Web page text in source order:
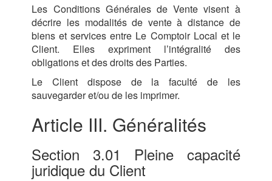
Les Conditions Générales de Vente visent à
décrire les modalités de vente à distance de
biens et services entre Le Comptoir Local et le
Client. Elles expriment l’intégralité des
obligations et des droits des Parties.
Le Client dispose de la faculté de les
sauvegarder et/ou de les imprimer.
Article III. Généralités
Section 3.01 Pleine capacité
juridique du Client